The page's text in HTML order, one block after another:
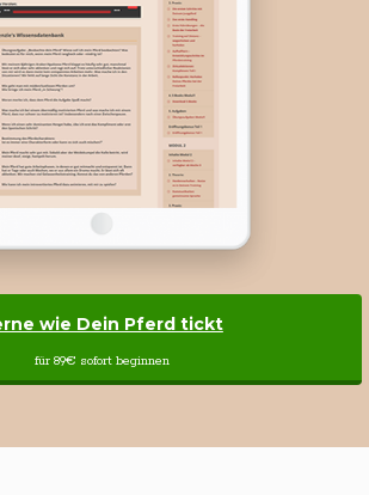
wie Dein Pferd tickt
für 89€ sofort beginnen